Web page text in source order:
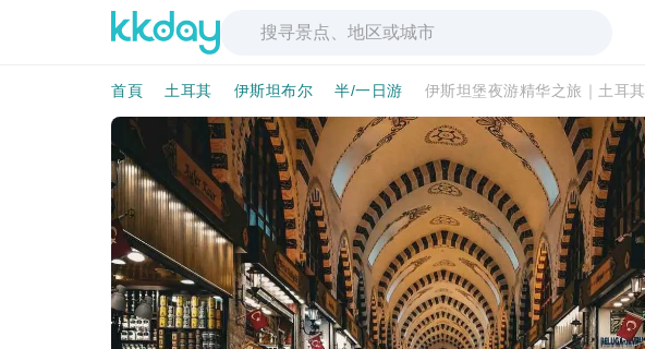
首頁 土耳其 伊斯坦布尔 半/一日游 伊斯坦堡夜游精华之旅｜土耳其